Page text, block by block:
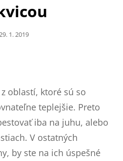
Posted1. 2019
oblastí, ktoré sú so
teplejšie. Preto
iba na juhu, alebo
V ostatných
by ste na ich úspešné